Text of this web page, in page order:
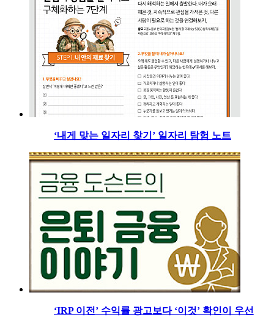
‘내게 맞는 일자리 찾기’ 일자리 탐험 노트
‘IRP 이전’ 수익률 광고보다 ‘이것’ 확인이 우선